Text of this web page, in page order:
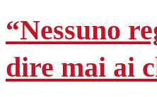
“Nessuno
dire mai ai